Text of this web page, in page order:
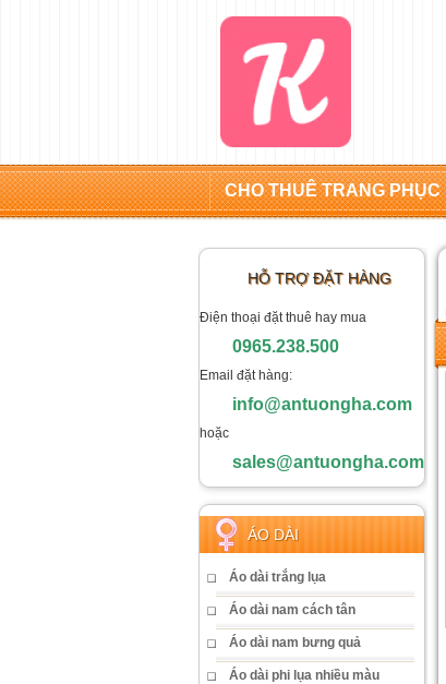
CHO THUÊ TRANG PHỤC
HỖ TRỢ ĐẶT HÀNG
Điện thoại đặt thuê hay mua
0965.238.500
Email đặt hàng:
info@antuongha.com
hoặc
sales@antuongha.com
ÁO DÀI
Áo dài trắng lụa
Áo dài nam cách tân
Áo dài nam bưng quả
Áo dài phi lụa nhiều màu